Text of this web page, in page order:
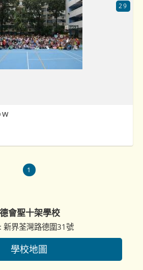
29
1
會聖十架學校
新界荃灣路德圍31號
學校地圖